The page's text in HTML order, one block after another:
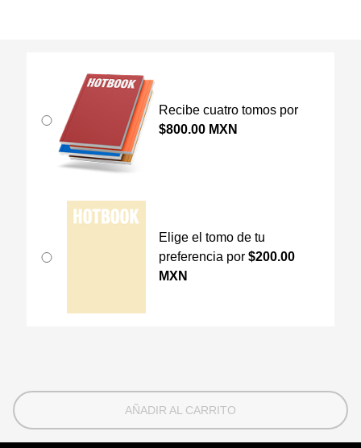
Recibe cuatro tomos por
$800.00 MXN
Elige el tomo de tu
preferencia por$200.00
MXN
AÑADIR AL CARRITO